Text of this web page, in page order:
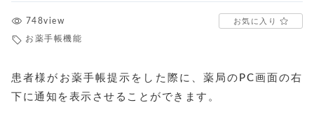
748view
お薬手帳機能
お気に入り
患者様がお薬手帳提示をした際に、薬局のPC画面の右
下に通知を表示させることができます。